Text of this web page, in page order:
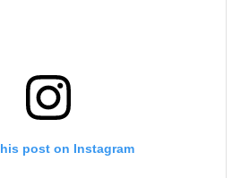
post on Instagram